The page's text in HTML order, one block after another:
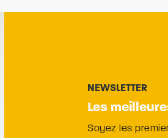
NEWSLETTER
Les
Soyez les